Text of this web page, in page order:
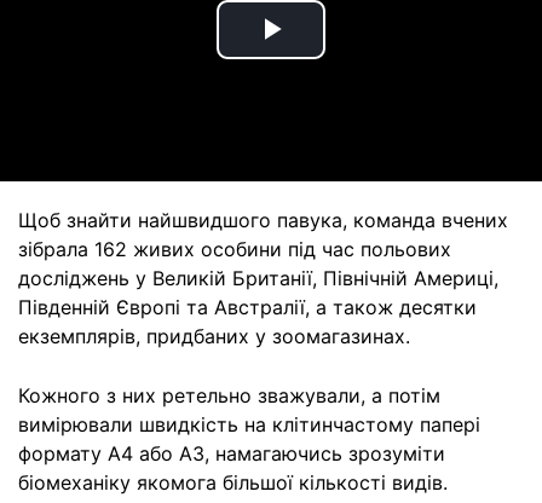
Play
Щоб знайти найшвидшого павука, команда вчених
зібрала 162 живих особини під час польових
досліджень у Великій Британії, Північній Америці,
Південній Європі та Австралії, а також десятки
екземплярів, придбаних у зоомагазинах.
Кожного з них ретельно зважували, а потім
вимірювали швидкість на клітинчастому папері
формату А4 або А3, намагаючись зрозуміти
біомеханіку якомога більшої кількості видів.